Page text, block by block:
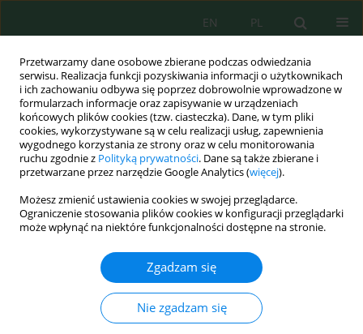
Przetwarzamy dane osobowe zbierane podczas odwiedzania
serwisu. Realizacja funkcji pozyskiwania informacji o użytkownikach
i ich zachowaniu odbywa się poprzez dobrowolnie wprowadzone w
formularzach informacje oraz zapisywanie w urządzeniach
końcowych plików cookies (tzw. ciasteczka). Dane, w tym pliki
cookies, wykorzystywane są w celu realizacji usług, zapewnienia
wygodnego korzystania ze strony oraz w celu monitorowania
ruchu zgodnie z Polityką prywatności. Dane są także zbierane i
przetwarzane przez narzędzie Google Analytics (więcej).
Możesz zmienić ustawienia cookies w swojej przeglądarce.
Ograniczenie stosowania plików cookies w konfiguracji przeglądarki
może wpłynąć na niektóre funkcjonalności dostępne na stronie.
Zgadzam się
Nie zgadzam się
PL
EN
Słowo kluczowezeolites
Zeolitization of Coal Fly Ashes and Coal Fly Ash
Microspheres
Katarzyna Rychlewska,Martyna Tomaszewicz,Tomasz Radko
J. Ecol. Eng. 2022; 23(11):109-121